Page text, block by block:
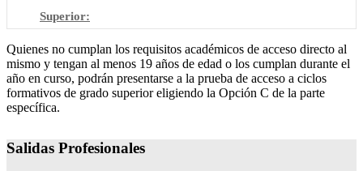
Superior:
Quienes no cumplan los requisitos académicos de acceso directo al
mismo y tengan al menos 19 años de edad o los cumplan durante el
año en curso, podrán presentarse a la prueba de acceso a ciclos
formativos de grado superior eligiendo la Opción C de la parte
específica.
Salidas Profesionales